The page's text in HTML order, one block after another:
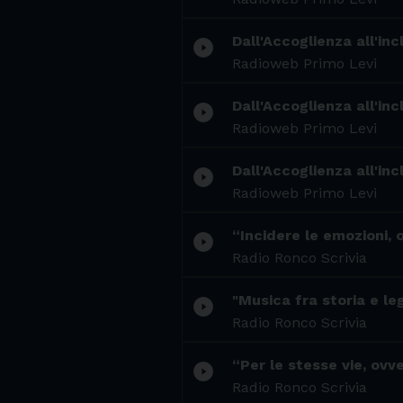
play_circle_filled
Dall'Accoglienza
Radioweb Primo Levi
play_circle_filled
Dall'Accoglienza
Radioweb Primo Levi
play_circle_filled
Dall'Accoglienza
Radioweb Primo Levi
play_circle_filled
“Incidere le emozioni,
Radio Ronco Scrivia
play_circle_filled
"Musica fra storia e
Radio Ronco Scrivia
play_circle_filled
“Per le stesse vie,
Radio Ronco Scrivia